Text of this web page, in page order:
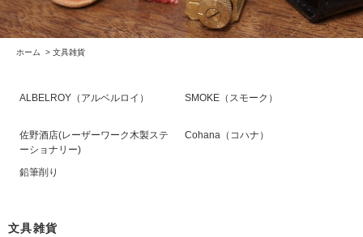
ホーム > 文具雑貨
ALBELROY（アルベルロイ） SMOKE（スモーク）
佐野酒店(レーザーワーク木製ステ
ーショナリー)
Cohana（コハナ）
鉛筆削り
文具雑貨